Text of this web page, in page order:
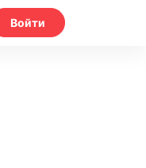
Войти